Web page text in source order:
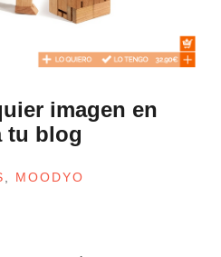
imagen en
tu blog
MOODYO